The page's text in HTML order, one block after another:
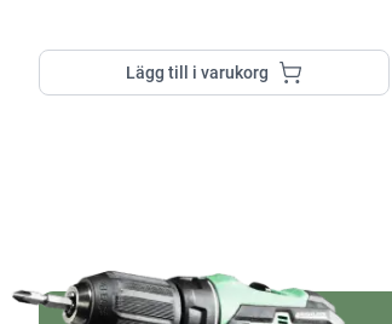
Lägg till i varukorg